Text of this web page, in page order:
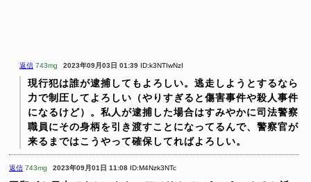
返信 743mg 2023年09月03日 01:39 ID:k3NTIwNzI
現行犯は誰が逮捕してもよろしい。逃走しようとするなら
力で制圧してよろしい（やりすぎると傷害事件や殺人事件
になるけど）。私人が逮捕した場合はすみやかに司法警察
職員にその身柄を引き渡すことになってるんで、警察官が
来るまではこうやって確保してればよろしい。
返信 743mg 2023年09月01日 11:08 ID:M4Nzk3NTc